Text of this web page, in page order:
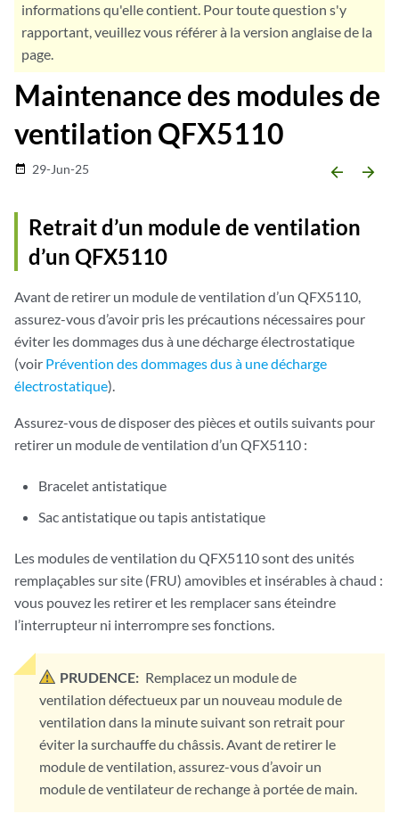
informations qu'elle contient. Pour toute question s'y
rapportant, veuillez vous référer à la version anglaise de la
page.
Maintenance des modules de
ventilation QFX5110
date_range 29-Jun-25 arrow_backward arrow_forward
Retrait d’un module de ventilation
d’un QFX5110
Avant de retirer un module de ventilation d’un QFX5110,
assurez-vous d’avoir pris les précautions nécessaires pour
éviter les dommages dus à une décharge électrostatique
(voir Prévention des dommages dus à une décharge
électrostatique).
Assurez-vous de disposer des pièces et outils suivants pour
retirer un module de ventilation d’un QFX5110 :
Bracelet antistatique
Sac antistatique ou tapis antistatique
Les modules de ventilation du QFX5110 sont des unités
remplaçables sur site (FRU) amovibles et insérables à chaud :
vous pouvez les retirer et les remplacer sans éteindre
l’interrupteur ni interrompre ses fonctions.
PRUDENCE: Remplacez un module de
ventilation défectueux par un nouveau module de
ventilation dans la minute suivant son retrait pour
éviter la surchauffe du châssis. Avant de retirer le
module de ventilation, assurez-vous d’avoir un
module de ventilateur de rechange à portée de main.